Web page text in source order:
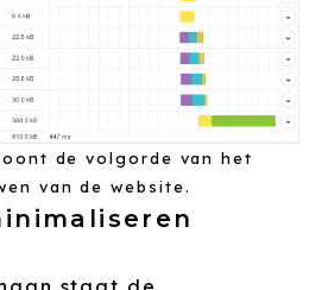
de volgorde van het
van de website.